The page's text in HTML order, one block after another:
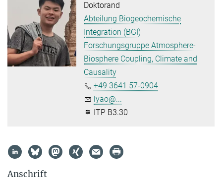
Doktorand
Abteilung Biogeochemische
Integration (BGI)
Forschungsgruppe Atmosphere-
Biosphere Coupling, Climate and
Causality
+49 3641 57-0904
lyao@...
ITP B3.30
Anschrift